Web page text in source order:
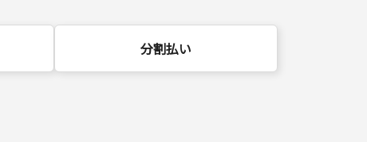
分割払い